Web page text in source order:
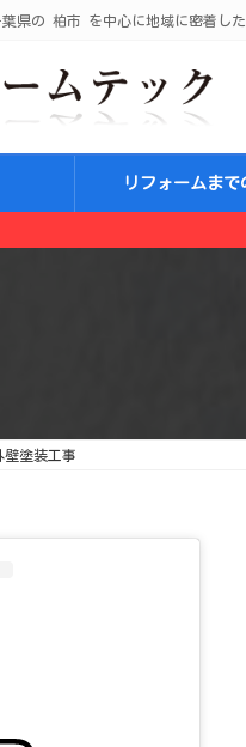
県の 柏市 を中心に地域に密着し
リフォームまで
壁塗装工事